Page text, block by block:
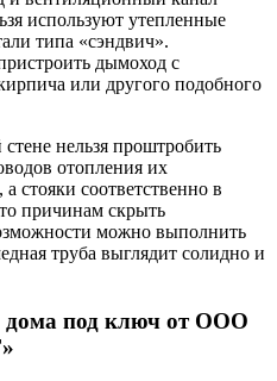
используют утепленные
типа «сэндвич».
дымоход с
или другого подобного
нельзя проштробить
отопления их
стояки соответственно в
причинам скрыть
можно выполнить
труба выглядит солидно и
дома под ключ от ООО